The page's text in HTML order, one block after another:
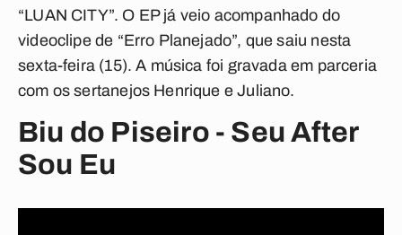
“LUAN CITY”. O EP já veio acompanhado do
videoclipe de “Erro Planejado”, que saiu nesta
sexta-feira (15). A música foi gravada em parceria
com os sertanejos Henrique e Juliano.
Biu do Piseiro - Seu After
Sou Eu